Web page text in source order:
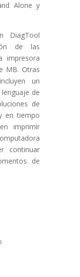
Alone y
DiagTool
de las
impresora
MB. Otras
un
de
de
en tiempo
imprimir
continuar
de